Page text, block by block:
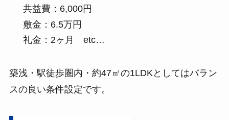
共益費：6,000円
敷金：6.5万円
礼金：2ヶ月 etc…
築浅・駅徒歩圏内・約47㎡の1LDKとしてはバラン
スの良い条件設定です。